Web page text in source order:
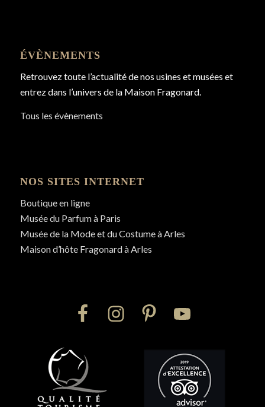
ÉVÈNEMENTS
Retrouvez toute l’actualité de nos usines et musées et
entrez dans l’univers de la Maison Fragonard.
Tous les évènements
NOS SITES INTERNET
Boutique en ligne
Musée du Parfum à Paris
Musée de la Mode et du Costume à Arles
Maison d’hôte Fragonard à Arles